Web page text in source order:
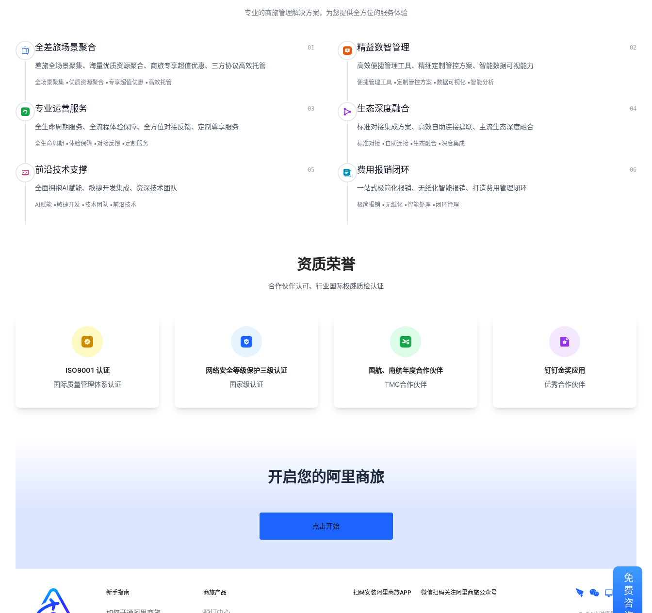
专业的商旅管理解决方案，为您提供全方位的服务体验
 全差旅场景聚合 01
差旅全场景聚集、海量优质资源聚合、商旅专享超值优惠、三方协议高效托管
全场景聚集 •优质资源聚合 •专享超值优惠 •高效托管
 专业运营服务 03
全生命周期服务、全流程体验保障、全方位对接反馈、定制尊享服务
全生命周期 •体验保障 •对接反馈 •定制服务
 前沿技术支撑 05
全面拥抱AI赋能、敏捷开发集成、资深技术团队
AI赋能 •敏捷开发 •技术团队 •前沿技术
 精益数智管理 02
高效便捷管理工具、精细定制管控方案、智能数据可视能力
便捷管理工具 •定制管控方案 •数据可视化 •智能分析
 生态深度融合 04
标准对接集成方案、高效自助连接建联、主流生态深度融合
标准对接 • 自助连接 •生态融合 •深度集成
 费用报销闭环 06
一站式极简化报销、无纸化智能报销、打造费用管理闭环
极简报销 •无纸化 •智能处理 •闭环管理
资质荣誉
合作伙伴认可、行业国际权威质检认证

ISO9001 认证
国际质量管理体系认证

网络安全等级保护三级认证
国家级认证

国航、南航年度合作伙伴
TMC合作伙伴

钉钉金奖应用
优秀合作伙伴
开启您的阿里商旅
点击开始
新手指南 商旅产品 扫码安装阿里商旅APP 微信扫码关注阿里商旅公众号 免费咨询